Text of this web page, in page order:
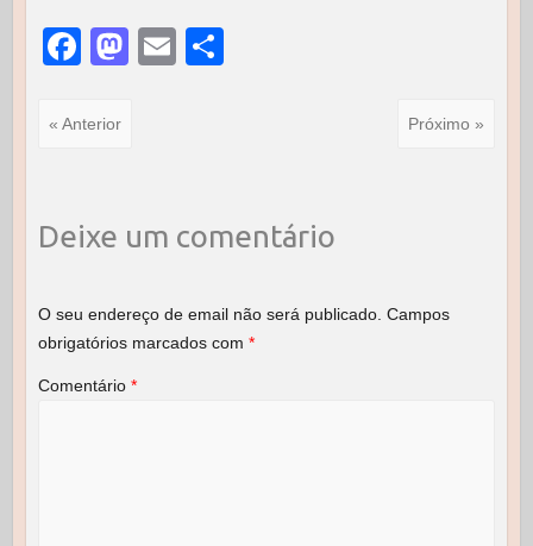
F
c
o
k
M
o
E
« Anterior Próximo »
Deixe um comentário
O seu endereço de email não será publicado. Campos
obrigatórios marcados com *
Comentário *